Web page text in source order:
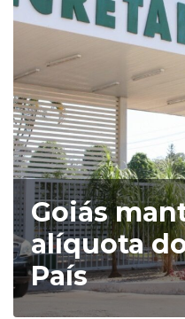
Goiás
alíquota
País